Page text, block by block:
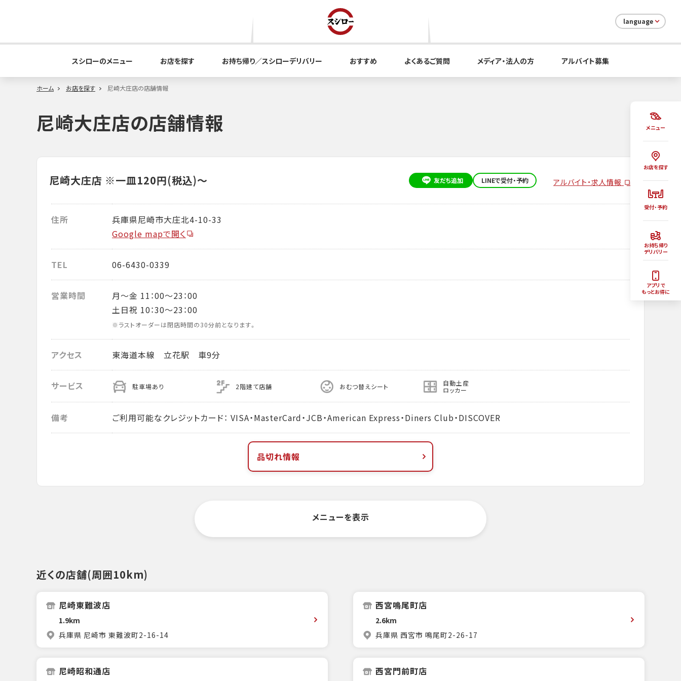
メニュー
お店を探す
受付・予約
お持ち帰り
デリバリー
アプリで
もっとお得に
language
スシローのメニュー お店を探す お持ち帰り／スシローデリバリー おすすめ よくあるご質問 メディア・法人の方 アルバイト募集
ホーム お店を探す 尼崎大庄店の店舗情報
尼崎大庄店の店舗情報
尼崎大庄店 ※一皿120円(税込)～ 友だち追加 LINEで受付・予約 アルバイト・求人情報
住所
兵庫県尼崎市大庄北4-10-33
Google mapで開く
TEL 06-6430-0339
営業時間
月～金 11：00～23：00
土日祝 10：30～23：00
※ラストオーダーは閉店時間の30分前となります。
アクセス 東海道本線 立花駅 車9分
サービス 駐車場あり 2階建て店舗 おむつ替えシート 自動土産
ロッカー
備考 ご利用可能なクレジットカード： VISA・MasterCard・JCB・American Express・Diners Club・DISCOVER
品切れ情報
メニューを表示
近くの店舗(周囲10km)
尼崎東難波店
1.9km
兵庫県 尼崎市 東難波町2-16-14
西宮鳴尾町店
2.6km
兵庫県 西宮市 鳴尾町2-26-17
尼崎昭和通店 西宮門前町店